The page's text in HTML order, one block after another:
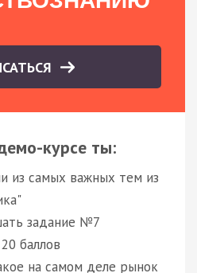
курсе ты:
из самых важных тем из
задание №7
баллов
на самом деле рынок